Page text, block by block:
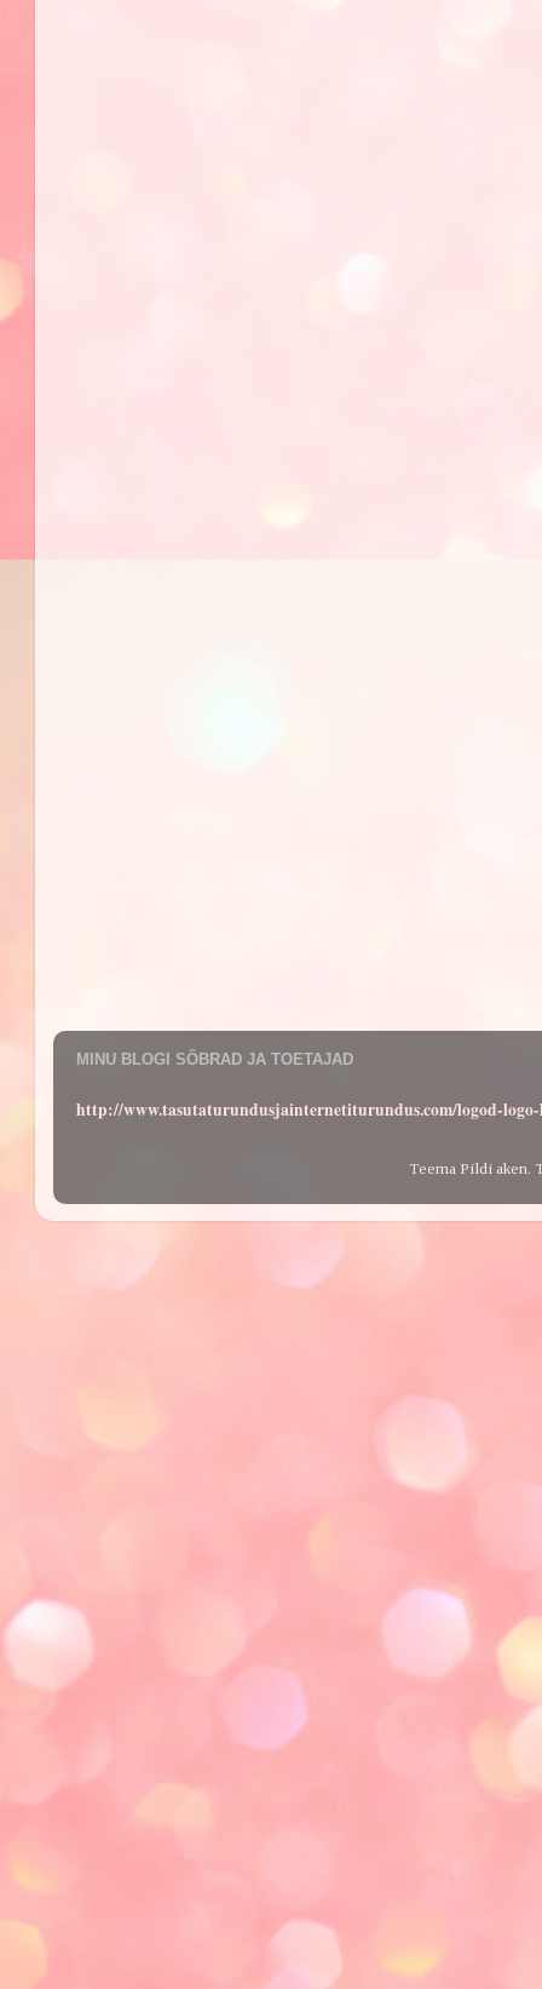
MINU BLOGI SÕBRAD JA TOETAJAD
http://www.tasutaturundusjainternetiturundus.com/logod-
Teema Pildi aken.